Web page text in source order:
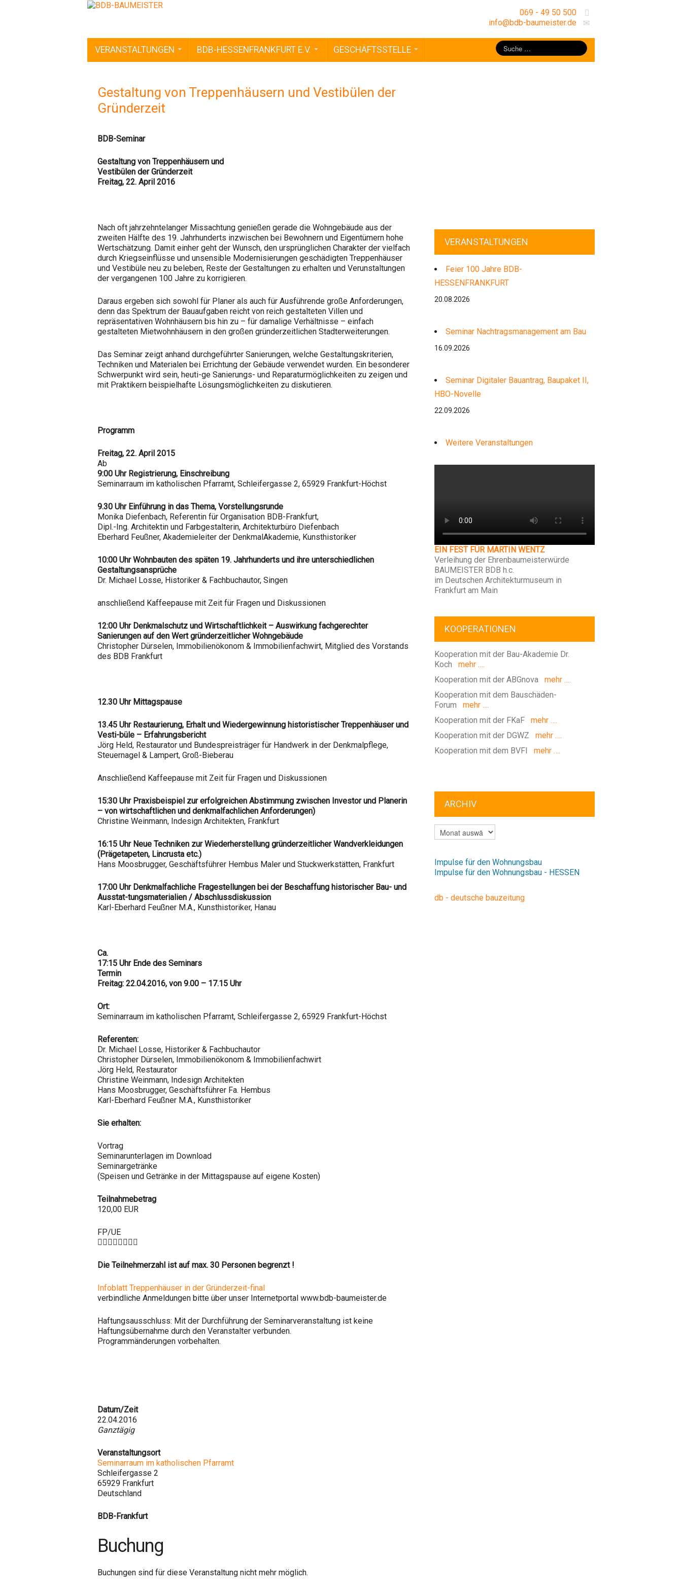
069 - 49 50 500
info@bdb-baumeister.de
VERANSTALTUNGEN BDB-HESSENFRANKFURT E.V. GESCHÄFTSSTELLE
Gestaltung von Treppenhäusern und Vestibülen der
Gründerzeit
BDB-Seminar
Gestaltung von Treppenhäusern und
Vestibülen der Gründerzeit
Freitag, 22. April 2016
Nach oft jahrzehntelanger Missachtung genießen gerade die Wohngebäude aus der
zweiten Hälfte des 19. Jahrhunderts inzwischen bei Bewohnern und Eigentümern hohe
Wertschätzung. Damit einher geht der Wunsch, den ursprünglichen Charakter der vielfach
durch Kriegseinflüsse und unsensible Modernisierungen geschädigten Treppenhäuser
und Vestibüle neu zu beleben, Reste der Gestaltungen zu erhalten und Verunstaltungen
der vergangenen 100 Jahre zu korrigieren.
Daraus ergeben sich sowohl für Planer als auch für Ausführende große Anforderungen,
denn das Spektrum der Bauaufgaben reicht von reich gestalteten Villen und
repräsentativen Wohnhäusern bis hin zu – für damalige Verhältnisse – einfach
gestalteten Mietwohnhäusern in den großen gründerzeitlichen Stadterweiterungen.
Das Seminar zeigt anhand durchgeführter Sanierungen, welche Gestaltungskriterien,
Techniken und Materialen bei Errichtung der Gebäude verwendet wurden. Ein besonderer
Schwerpunkt wird sein, heuti-ge Sanierungs- und Reparaturmöglichkeiten zu zeigen und
mit Praktikern beispielhafte Lösungsmöglichkeiten zu diskutieren.
Programm
Freitag, 22. April 2015
Ab
9:00 Uhr Registrierung, Einschreibung
Seminarraum im katholischen Pfarramt, Schleifergasse 2, 65929 Frankfurt-Höchst
9.30 Uhr Einführung in das Thema, Vorstellungsrunde
Monika Diefenbach, Referentin für Organisation BDB-Frankfurt,
Dipl.-Ing. Architektin und Farbgestalterin, Architekturbüro Diefenbach
Eberhard Feußner, Akademieleiter der DenkmalAkademie, Kunsthistoriker
10:00 Uhr Wohnbauten des späten 19. Jahrhunderts und ihre unterschiedlichen
Gestaltungsansprüche
Dr. Michael Losse, Historiker & Fachbuchautor, Singen
anschließend Kaffeepause mit Zeit für Fragen und Diskussionen
12:00 Uhr Denkmalschutz und Wirtschaftlichkeit – Auswirkung fachgerechter
Sanierungen auf den Wert gründerzeitlicher Wohngebäude
Christopher Dürselen, Immobilienökonom & Immobilienfachwirt, Mitglied des Vorstands
des BDB Frankfurt
12.30 Uhr Mittagspause
13.45 Uhr Restaurierung, Erhalt und Wiedergewinnung historistischer Treppenhäuser und
Vesti-büle – Erfahrungsbericht
Jörg Held, Restaurator und Bundespreisträger für Handwerk in der Denkmalpflege,
Steuernagel & Lampert, Groß-Bieberau
Anschließend Kaffeepause mit Zeit für Fragen und Diskussionen
15:30 Uhr Praxisbeispiel zur erfolgreichen Abstimmung zwischen Investor und Planerin
– von wirtschaftlichen und denkmalfachlichen Anforderungen)
Christine Weinmann, Indesign Architekten, Frankfurt
16:15 Uhr Neue Techniken zur Wiederherstellung gründerzeitlicher Wandverkleidungen
(Prägetapeten, Lincrusta etc.)
Hans Moosbrugger, Geschäftsführer Hembus Maler und Stuckwerkstätten, Frankfurt
17:00 Uhr Denkmalfachliche Fragestellungen bei der Beschaffung historischer Bau- und
Ausstat-tungsmaterialien / Abschlussdiskussion
Karl-Eberhard Feußner M.A., Kunsthistoriker, Hanau
Ca.
17:15 Uhr Ende des Seminars
Termin
Freitag: 22.04.2016, von 9.00 – 17.15 Uhr
Ort:
Seminarraum im katholischen Pfarramt, Schleifergasse 2, 65929 Frankfurt-Höchst
Referenten:
Dr. Michael Losse, Historiker & Fachbuchautor
Christopher Dürselen, Immobilienökonom & Immobilienfachwirt
Jörg Held, Restaurator
Christine Weinmann, Indesign Architekten
Hans Moosbrugger, Geschäftsführer Fa. Hembus
Karl-Eberhard Feußner M.A., Kunsthistoriker
Sie erhalten:
Vortrag
Seminarunterlagen im Download
Seminargetränke
(Speisen und Getränke in der Mittagspause auf eigene Kosten)
Teilnahmebetrag
120,00 EUR
FP/UE

Die Teilnehmerzahl ist auf max. 30 Personen begrenzt !
Infoblatt Treppenhäuser in der Gründerzeit-final
verbindliche Anmeldungen bitte über unser Internetportal www.bdb-baumeister.de
Haftungsausschluss: Mit der Durchführung der Seminarveranstaltung ist keine
Haftungsübernahme durch den Veranstalter verbunden.
Programmänderungen vorbehalten.
Datum/Zeit
22.04.2016
Ganztägig
Veranstaltungsort
Seminarraum im katholischen Pfarramt
Schleifergasse 2
65929 Frankfurt
Deutschland
BDB-Frankfurt
Buchung
Buchungen sind für diese Veranstaltung nicht mehr möglich.
VERANSTALTUNGEN
Feier 100 Jahre BDB-
HESSENFRANKFURT
20.08.2026
Seminar Nachtragsmanagement am Bau
16.09.2026
Seminar Digitaler Bauantrag, Baupaket II,
HBO-Novelle
22.09.2026
Weitere Veranstaltungen
EIN FEST FÜR MARTIN WENTZ
Verleihung der Ehrenbaumeisterwürde
BAUMEISTER BDB h.c.
im Deutschen Architekturmuseum in
Frankfurt am Main
KOOPERATIONEN
Kooperation mit der Bau-Akademie Dr.
Koch mehr ….
Kooperation mit der ABGnovamehr ….
Kooperation mit dem Bauschäden-
Forum mehr ….
Kooperation mit der FKaFmehr ….
Kooperation mit der DGWZ mehr ….
Kooperation mit dem BVFI mehr ….
ARCHIV
ARCHIV
Impulse für den Wohnungsbau
Impulse für den Wohnungsbau - HESSEN
db - deutsche bauzeitung